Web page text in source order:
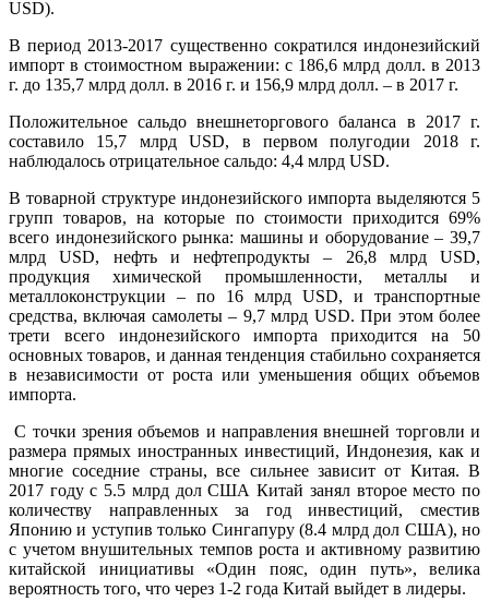
USD).
В период 2013-2017 существенно сократился индонезийский
импорт в стоимостном выражении: с 186,6 млрд долл. в 2013
г. до 135,7 млрд долл. в 2016 г. и 156,9 млрд долл. – в 2017 г.
Положительное сальдо внешнеторгового баланса в 2017 г.
составило 15,7 млрд USD, в первом полугодии 2018 г.
наблюдалось отрицательное сальдо: 4,4 млрд USD.
В товарной структуре индонезийского импорта выделяются 5
групп товаров, на которые по стоимости приходится 69%
всего индонезийского рынка: машины и оборудование – 39,7
млрд USD, нефть и нефтепродукты – 26,8 млрд USD,
продукция химической промышленности, металлы и
металлоконструкции – по 16 млрд USD, и транспортные
средства, включая самолеты – 9,7 млрд USD. При этом более
трети всего индонезийского импорта приходится на 50
основных товаров, и данная тенденция стабильно сохраняется
в независимости от роста или уменьшения общих объемов
импорта.
С точки зрения объемов и направления внешней торговли и
размера прямых иностранных инвестиций, Индонезия, как и
многие соседние страны, все сильнее зависит от Китая. В
2017 году с 5.5 млрд дол США Китай занял второе место по
количеству направленных за год инвестиций, сместив
Японию и уступив только Сингапуру (8.4 млрд дол США), но
с учетом внушительных темпов роста и активному развитию
китайской инициативы «Один пояс, один путь», велика
вероятность того, что через 1-2 года Китай выйдет в лидеры.